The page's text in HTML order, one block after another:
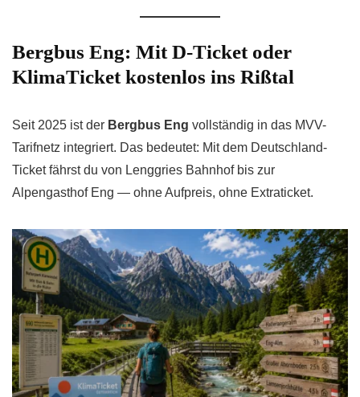
Bergbus Eng: Mit D-Ticket oder
KlimaTicket kostenlos ins Rißtal
Seit 2025 ist der Bergbus Eng vollständig in das MVV-
Tarifnetz integriert. Das bedeutet: Mit dem Deutschland-
Ticket fährst du von Lenggries Bahnhof bis zur
Alpengasthof Eng — ohne Aufpreis, ohne Extraticket.